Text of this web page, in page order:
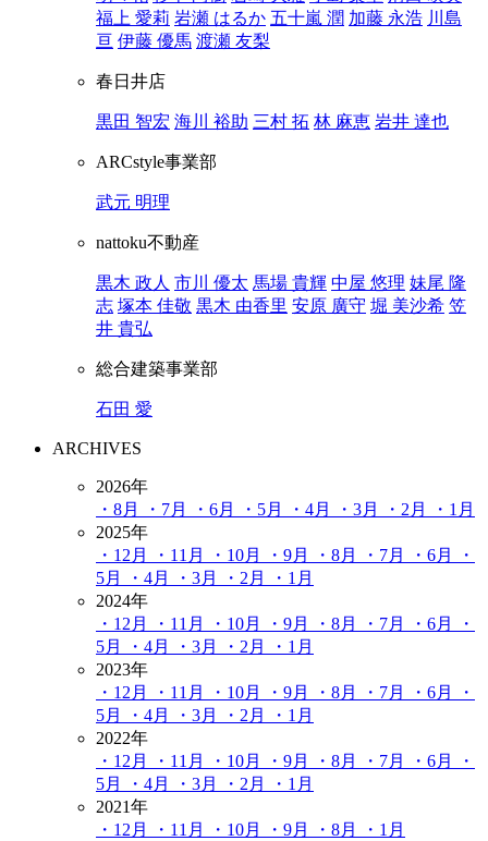
福上 愛莉 岩瀬 はるか 五十嵐 潤 加藤 永浩 川島
亘 伊藤 優馬 渡瀬 友梨
春日井店
黒田 智宏 海川 裕助 三村 拓 林 麻恵 岩井 達也
ARCstyle事業部
武元 明理
nattoku不動産
黒木 政人 市川 優太 馬場 貴輝 中屋 悠理 妹尾 隆
志 塚本 佳敬 黒木 由香里 安原 廣守 堀 美沙希 笠
井 貴弘
総合建築事業部
石田 愛
ARCHIVES
2026年
・8月
・7月 ・6月 ・5月 ・4月 ・3月 ・2月
・1月
2025年
・12月
・11月 ・10月 ・9月 ・8月 ・7月 ・6月
・
5月
・4月 ・3月 ・2月
・1月
2024年
・12月
・11月 ・10月 ・9月 ・8月 ・7月 ・6月
・
5月
・4月 ・3月 ・2月
・1月
2023年
・12月
・11月 ・10月 ・9月 ・8月 ・7月 ・6月
・
5月
・4月 ・3月 ・2月
・1月
2022年
・12月
・11月 ・10月 ・9月 ・8月 ・7月 ・6月
・
5月
・4月 ・3月 ・2月
・1月
2021年
・12月
・11月 ・10月 ・9月 ・8月
・1月